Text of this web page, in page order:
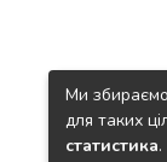
Ми
для таких
статистика.